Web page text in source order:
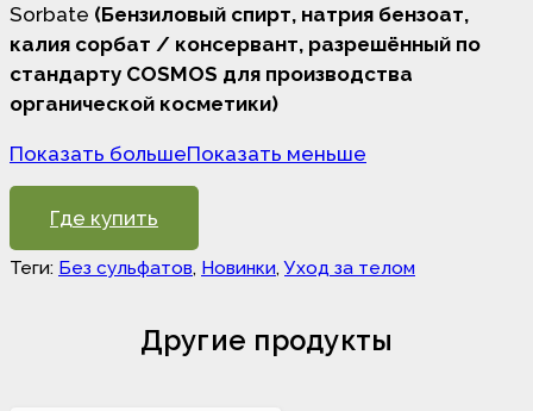
Sorbate (Бензиловый спирт, натрия бензоат,
калия сорбат / консервант, разрешённый по
стандарту COSMOS для производства
органической косметики)
Показать большеПоказать меньше
Где купить
Теги: Без сульфатов, Новинки,Уход за телом
Другие продукты